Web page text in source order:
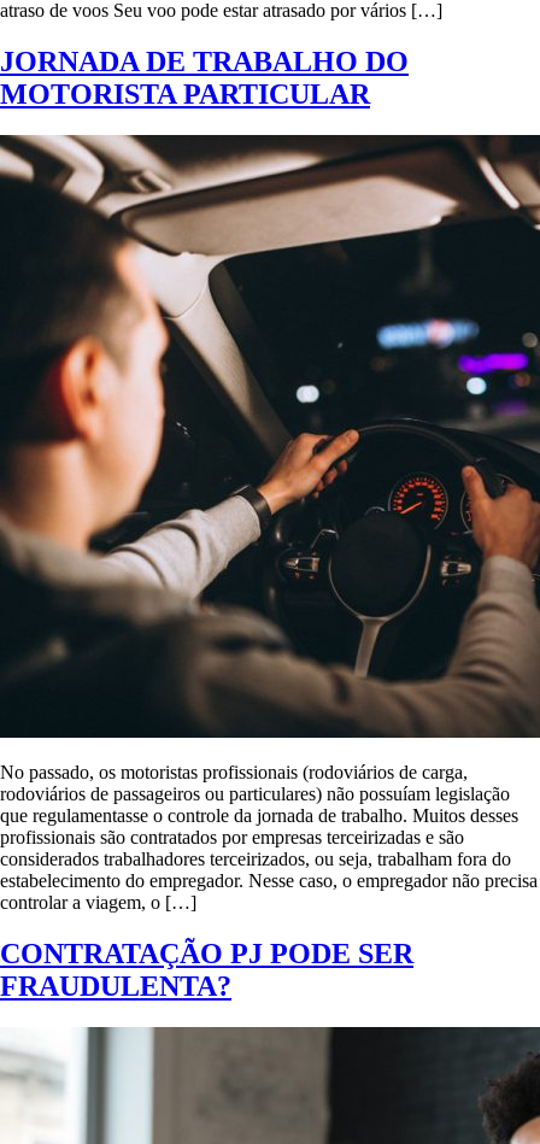
atraso de voos Seu voo pode estar atrasado por vários […]
JORNADA DE TRABALHO DO
MOTORISTA PARTICULAR
No passado, os motoristas profissionais (rodoviários de carga,
rodoviários de passageiros ou particulares) não possuíam legislação
que regulamentasse o controle da jornada de trabalho. Muitos desses
profissionais são contratados por empresas terceirizadas e são
considerados trabalhadores terceirizados, ou seja, trabalham fora do
estabelecimento do empregador. Nesse caso, o empregador não precisa
controlar a viagem, o […]
CONTRATAÇÃO PJ PODE SER
FRAUDULENTA?